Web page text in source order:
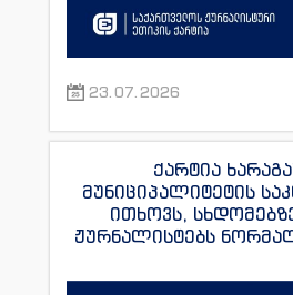
23.07.2026
ქარტია
მუნიციპალიტეტის
ითხოვს,
ჟურნალისტებს